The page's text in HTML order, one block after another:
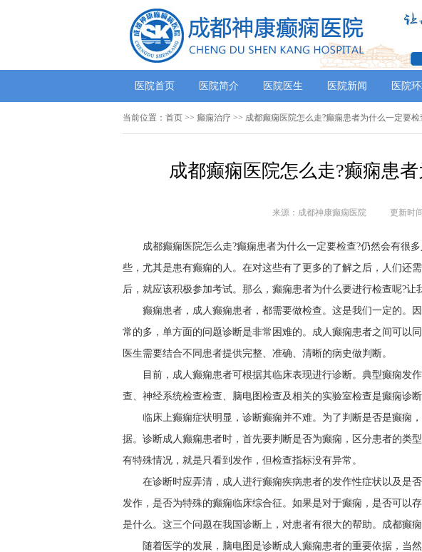
医院首页 医院简介 医院医生 医院新闻 医院
当前位置： 首页 >> 癫痫治疗 >> 成都癫痫医院怎么走?癫痫患者为什么一定要检
成都癫痫医院怎么走?癫痫患
来源：成都神康癫痫医院 更新时
成都癫痫医院怎么走?癫痫患者为什么一定要检查?仍然会有很
些，尤其是患有癫痫的人。在对这些有了更多的了解之后，人们还
后，就应该积极参加考试。那么，癫痫患者为什么要进行检查呢?让
癫痫患者，成人癫痫患者，都需要做检查。这是我们一定的。
常的多，单方面的问题诊断是非常困难的。成人癫痫患者之间可以
医生需要结合不同患者提供完整、准确、清晰的病史做判断。
目前，成人癫痫患者可根据其临床表现进行诊断。典型癫痫发
查、神经系统检查检查、脑电图检查及相关的实验室检查是癫痫诊断
临床上癫痫症状明显，诊断癫痫并不难。为了判断是否是癫痫
据。诊断成人癫痫患者时，首先要判断是否为癫痫，区分患者的类
有特殊情况，就是只看到发作，但检查指标没有异常。
在诊断时应弄清，成人进行癫痫疾病患者的发作性症状以及是
发作，是否为特殊的癫痫临床综合征。如果是对于癫痫，是否可以
是什么。这三个问题在我国诊断上，对患者有很大的帮助。 成都癫
随着医学的发展，脑电图是诊断成人癫痫患者的重要依据，当